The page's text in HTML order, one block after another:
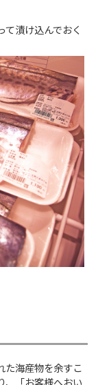
漬け込んでおく
た海産物を余すこ